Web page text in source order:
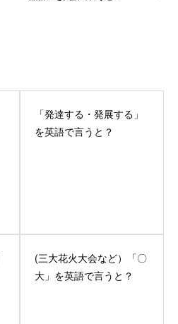
「発達する・発展する」
を英語で言うと？
(三大花火大会など）「〇
大」を英語で言うと？